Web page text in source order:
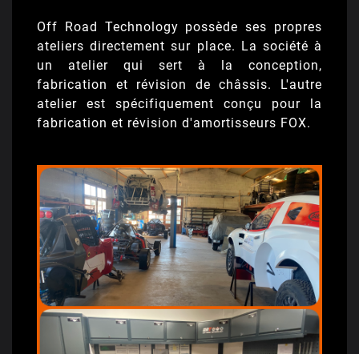
Off Road Technology possède ses propres
ateliers directement sur place. La société à
un atelier qui sert à la conception,
fabrication et révision de châssis. L'autre
atelier est spécifiquement conçu pour la
fabrication et révision d'amortisseurs FOX.